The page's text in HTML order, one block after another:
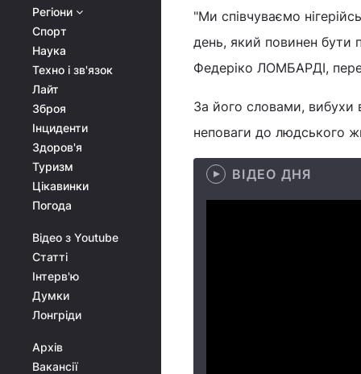
Регіони
Спорт
Наука
Техно і зв'язок
Лайт
Зброя
Інциденти
Здоров'я
Туризм
Цікавинки
Погода
Відео з Youtube
Статті
Інтерв'ю
Думки
Лонгріди
Архів
Вакансії
"Ми співчуваємо
день, який повинен бути
Федеріко ЛОМБАРДІ,
За його словами, вибухи
неповаги до людського
ВІДЕО ДНЯ